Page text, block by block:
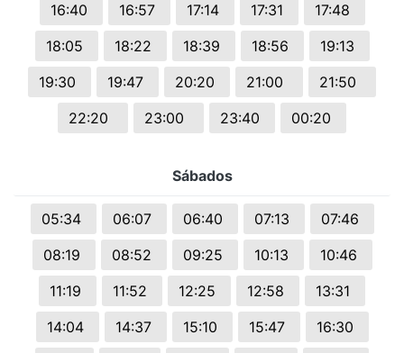
16:40
16:57 17:14 17:31
17:48
18:05
18:22 18:39 18:56
19:13
19:30
19:47 20:20 21:00
21:50
22:20
23:00 23:40 00:20
Sábados
05:34 06:07 06:40 07:13
07:46
08:19
08:52 09:25 10:13
10:46
11:19
11:52 12:25 12:58
13:31
14:04
14:37 15:10 15:47
16:30